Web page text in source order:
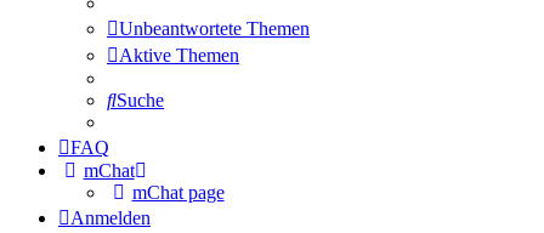
Unbeantwortete Themen
Aktive Themen
Suche
FAQ
mChat
mChat page
Anmelden